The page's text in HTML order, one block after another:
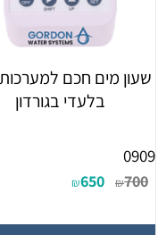
שעון מים חכם למערכות
בלעדי בגורדון
0909
₪700
₪650